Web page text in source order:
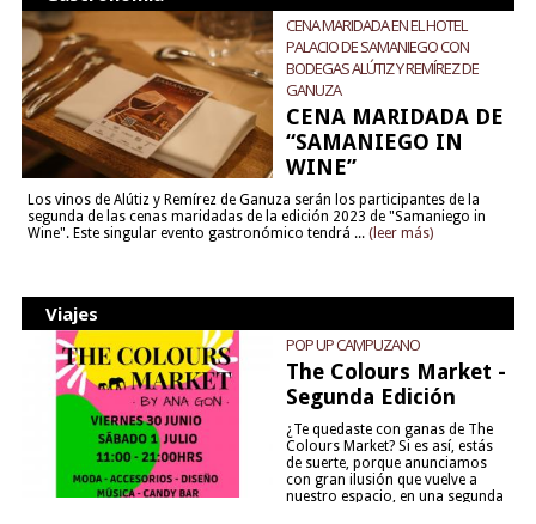
CENA MARIDADA EN EL HOTEL
PALACIO DE SAMANIEGO CON
BODEGAS ALÚTIZ Y REMÍREZ DE
GANUZA
CENA MARIDADA DE
“SAMANIEGO IN
WINE”
Los vinos de Alútiz y Remírez de Ganuza serán los participantes de la
segunda de las cenas maridadas de la edición 2023 de "Samaniego in
Wine". Este singular evento gastronómico tendrá ... (leer más)
Viajes
POP UP CAMPUZANO
The Colours Market -
Segunda Edición
¿Te quedaste con ganas de The
Colours Market? Si es así, estás
de suerte, porque anunciamos
con gran ilusión que vuelve a
nuestro espacio, en una segunda